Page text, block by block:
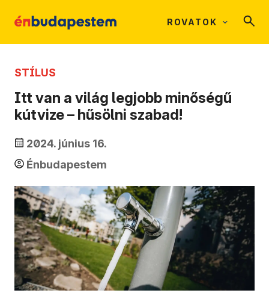
ROVATOK
STÍLUS
Itt van a világ legjobb minőségű
kútvize – hűsölni szabad!
2024. június 16.
Énbudapestem